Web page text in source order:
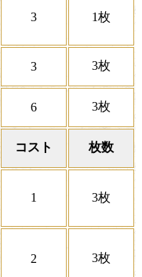
3 1枚
3 3枚
6 3枚
コスト 枚数
1 3枚
2 3枚